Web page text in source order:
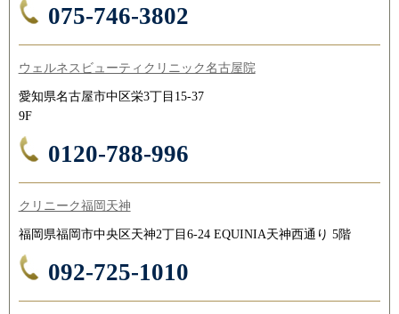
075-746-3802
ウェルネスビューティクリニック名古屋院
愛知県名古屋市中区栄3丁目15-37
9F
0120-788-996
クリニーク福岡天神
福岡県福岡市中央区天神2丁目6-24 EQUINIA天神西通り 5階
092-725-1010